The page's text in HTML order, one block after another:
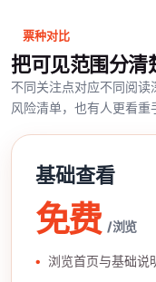
票种对比
把可见范围分清
不同关注点对应不同阅
风险清单，也有人更看重
基础查看
免费 / 浏览
浏览首页与基础说